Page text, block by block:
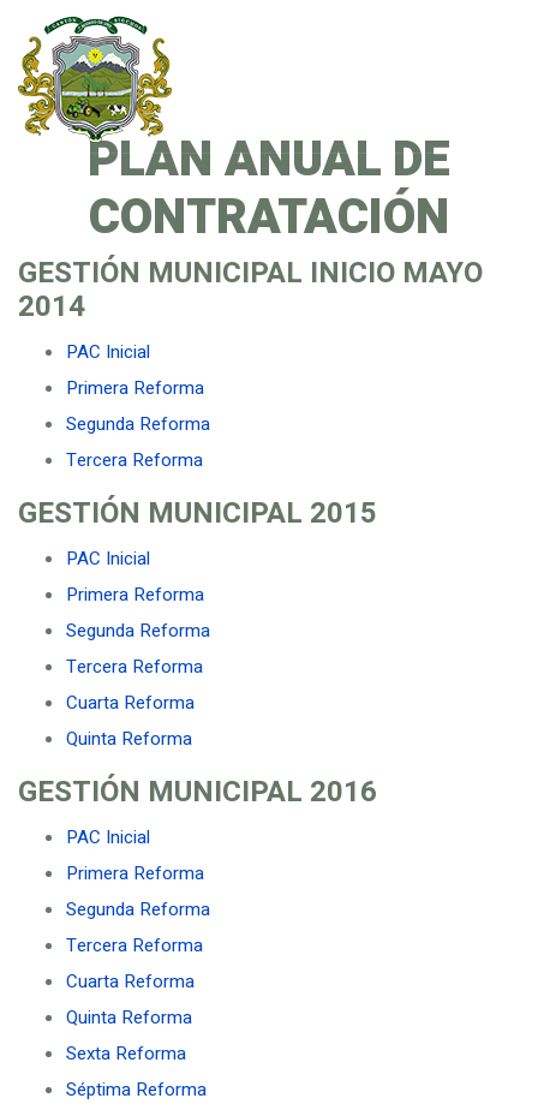
PLAN ANUAL DE
CONTRATACIÓN
GESTIÓN MUNICIPAL INICIO MAYO
2014
PAC Inicial
Primera Reforma
Segunda Reforma
Tercera Reforma
GESTIÓN MUNICIPAL 2015
PAC Inicial
Primera Reforma
Segunda Reforma
Tercera Reforma
Cuarta Reforma
Quinta Reforma
GESTIÓN MUNICIPAL 2016
PAC Inicial
Primera Reforma
Segunda Reforma
Tercera Reforma
Cuarta Reforma
Quinta Reforma
Sexta Reforma
Séptima Reforma